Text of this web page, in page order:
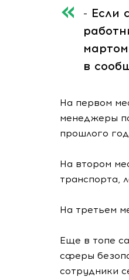
- Если
в
На первом
менеджеры
прошлого
На втором
транспорта,
На третьем
Еще в топе
сферы
сотрудники